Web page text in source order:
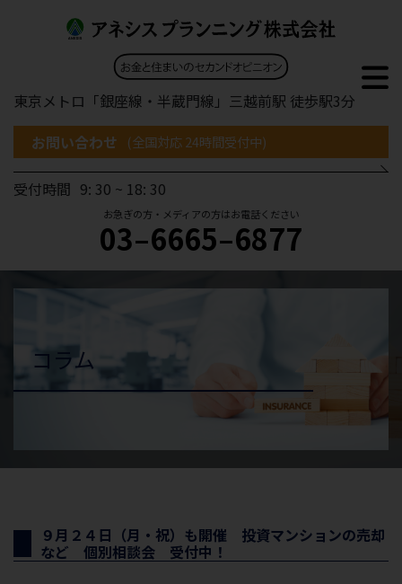
東京メトロ「銀座線・半蔵門線」三越前駅 徒歩駅3分
お問い合わせ
(全国対応 24時間受付中)
受付時間 9: 30 ~ 18: 30
お急ぎの方・メディアの方はお電話ください
03–6665–6877
コラム
９月２４日（月・祝）も開催 投資マンションの売却
など 個別相談会 受付中！